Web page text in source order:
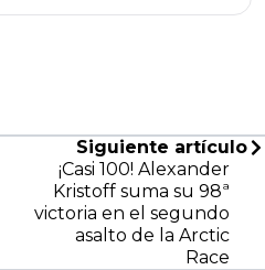
Siguiente artículo
¡Casi 100! Alexander
Kristoff suma su 98ª
victoria en el segundo
asalto de la Arctic
Race